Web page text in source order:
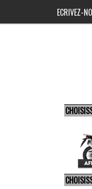
ECRIVEZ-